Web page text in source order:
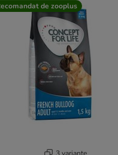
de zooplus
3 variante